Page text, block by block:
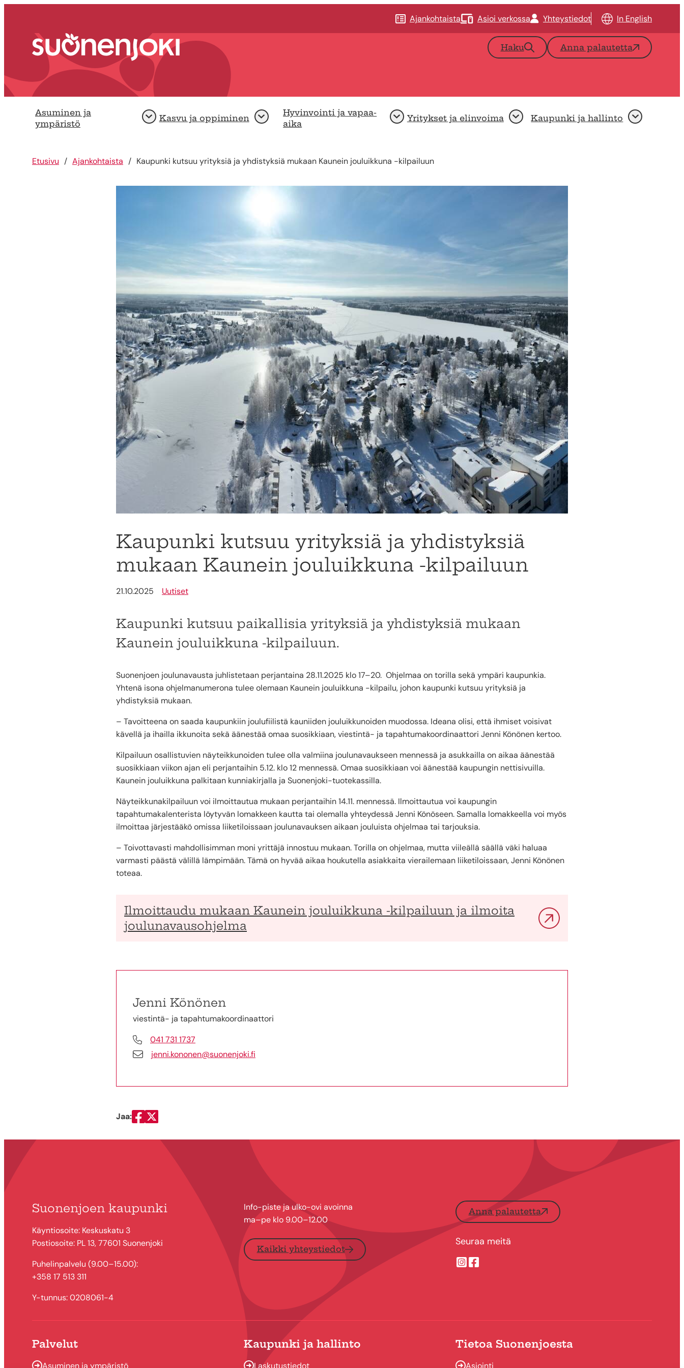
Ajankohtaista
Asioi verkossa Yhteystiedot In English
Etusivu
Haku Anna palautetta
Asuminen ja
ympäristö
AvaaKasvu ja oppiminen Avaa
Hyvinvointi ja vapaa-
aika
AvaaYritykset ja elinvoima AvaaKaupunki ja hallinto Avaa
Etusivu Ajankohtaista Kaupunki kutsuu yrityksiä ja yhdistyksiä mukaan Kaunein jouluikkuna -kilpailuun
Kaupunki kutsuu yrityksiä ja yhdistyksiä
mukaan Kaunein jouluikkuna -kilpailuun
21.10.2025 Uutiset
Kaupunki kutsuu paikallisia yrityksiä ja yhdistyksiä mukaan
Kaunein jouluikkuna -kilpailuun.
Suonenjoen joulunavausta juhlistetaan perjantaina 28.11.2025 klo 17–20. Ohjelmaa on torilla sekä ympäri kaupunkia.
Yhtenä isona ohjelmanumerona tulee olemaan Kaunein jouluikkuna -kilpailu, johon kaupunki kutsuu yrityksiä ja
yhdistyksiä mukaan.
– Tavoitteena on saada kaupunkiin joulufiilistä kauniiden jouluikkunoiden muodossa. Ideana olisi, että ihmiset voisivat
kävellä ja ihailla ikkunoita sekä äänestää omaa suosikkiaan, viestintä- ja tapahtumakoordinaattori Jenni Könönen kertoo.
Kilpailuun osallistuvien näyteikkunoiden tulee olla valmiina joulunavaukseen mennessä ja asukkailla on aikaa äänestää
suosikkiaan viikon ajan eli perjantaihin 5.12. klo 12 mennessä. Omaa suosikkiaan voi äänestää kaupungin nettisivuilla.
Kaunein jouluikkuna palkitaan kunniakirjalla ja Suonenjoki-tuotekassilla.
Näyteikkunakilpailuun voi ilmoittautua mukaan perjantaihin 14.11. mennessä. Ilmoittautua voi kaupungin
tapahtumakalenterista löytyvän lomakkeen kautta tai olemalla yhteydessä Jenni Könöseen. Samalla lomakkeella voi myös
ilmoittaa järjestääkö omissa liiketiloissaan joulunavauksen aikaan jouluista ohjelmaa tai tarjouksia.
– Toivottavasti mahdollisimman moni yrittäjä innostuu mukaan. Torilla on ohjelmaa, mutta viileällä säällä väki haluaa
varmasti päästä välillä lämpimään. Tämä on hyvää aikaa houkutella asiakkaita vierailemaan liiketiloissaan, Jenni Könönen
toteaa.
Ilmoittaudu mukaan Kaunein jouluikkuna -kilpailuun ja ilmoita
joulunavausohjelma
Jenni Könönen
viestintä- ja tapahtumakoordinaattori
041 731 1737
jenni.kononen@suonenjoki.fi
Jaa:
Jaa Facebookissa
Jaa Twitterissä
Suonenjoen kaupunki
Käyntiosoite: Keskuskatu 3
Postiosoite: PL 13, 77601 Suonenjoki
Puhelinpalvelu (9.00–15.00):
+358 17 513 311
Y-tunnus: 0208061-4
Info-piste ja ulko-ovi avoinna
ma–pe klo 9.00–12.00
Kaikki yhteystiedot
Anna palautetta
Seuraa meitä
Suonenjoen kaupungin Instragram
Suonenjoen kaupungin Facebook
Palvelut
Asuminen ja ympäristö
Kaupunki ja hallinto
Laskutustiedot
Tietoa Suonenjoesta
Asiointi